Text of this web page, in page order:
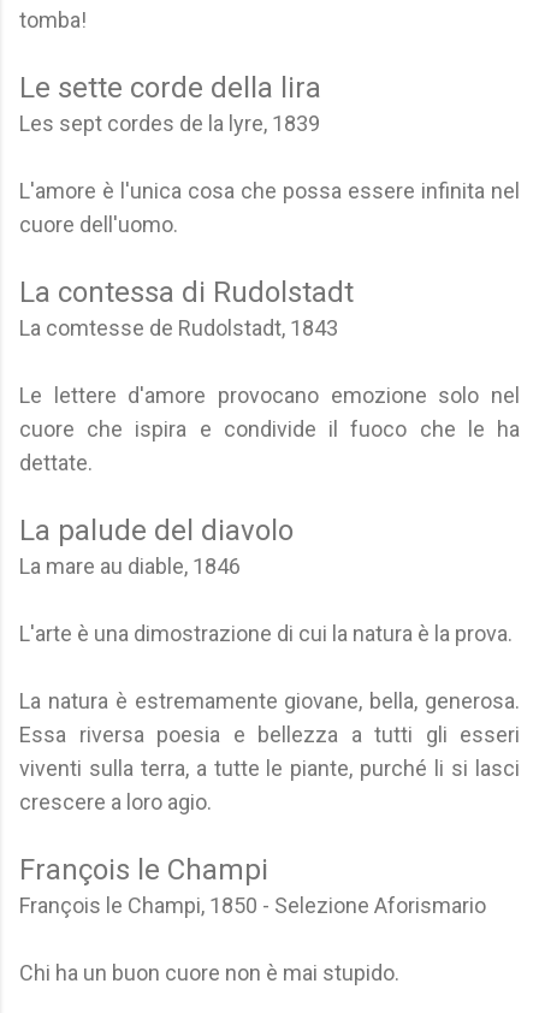
tomba!
Le sette corde della lira
Les sept cordes de la lyre, 1839
L'amore è l'unica cosa che possa essere infinita nel
cuore dell'uomo.
La contessa di Rudolstadt
La comtesse de Rudolstadt, 1843
Le lettere d'amore provocano emozione solo nel
cuore che ispira e condivide il fuoco che le ha
dettate.
La palude del diavolo
La mare au diable, 1846
L'arte è una dimostrazione di cui la natura è la prova.
La natura è estremamente giovane, bella, generosa.
Essa riversa poesia e bellezza a tutti gli esseri
viventi sulla terra, a tutte le piante, purché li si lasci
crescere a loro agio.
François le Champi
François le Champi, 1850 - Selezione Aforismario
Chi ha un buon cuore non è mai stupido.